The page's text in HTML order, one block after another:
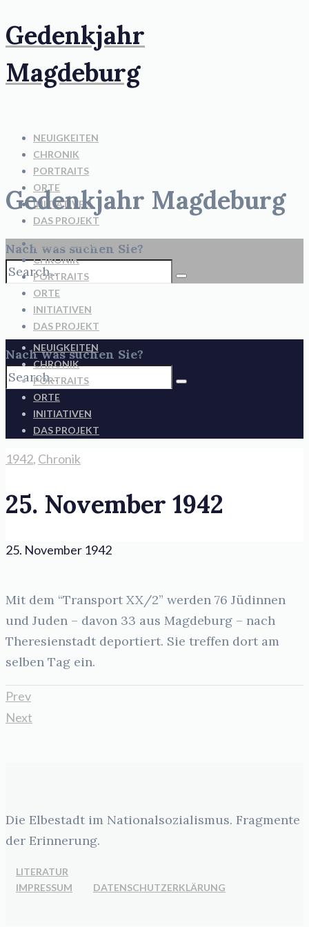
Gedenkjahr
Magdeburg
NEUIGKEITEN
CHRONIK
PORTRAITS
ORTE
INITIATIVEN
DAS PROJEKT
Nach was suchen Sie?
Gedenkjahr Magdeburg
NEUIGKEITEN
CHRONIK
PORTRAITS
ORTE
INITIATIVEN
DAS PROJEKT
Nach was suchen Sie?
NEUIGKEITEN
CHRONIK
PORTRAITS
ORTE
INITIATIVEN
DAS PROJEKT
1942, Chronik
25. November 1942
25. November 1942
Mit dem “Transport XX/2” werden 76 Jüdinnen
und Juden – davon 33 aus Magdeburg – nach
Theresienstadt deportiert. Sie treffen dort am
selben Tag ein.
Prev
Next
Die Elbestadt im Nationalsozialismus. Fragmente
der Erinnerung.
LITERATUR
IMPRESSUM
DATENSCHUTZERKLÄRUNG